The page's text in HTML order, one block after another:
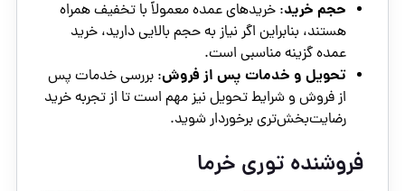
حجم خرید: خریدهای عمده معمولاً با تخفیف همراه
هستند، بنابراین اگر نیاز به حجم بالایی دارید، خرید
عمده گزینه مناسبی است.
تحویل و خدمات پس از فروش: بررسی خدمات پس
از فروش و شرایط تحویل نیز مهم است تا از تجربه خرید
رضایت‌بخش‌تری برخوردار شوید.
فروشنده توری خرما